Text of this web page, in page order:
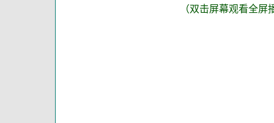
（双击屏幕观看全屏